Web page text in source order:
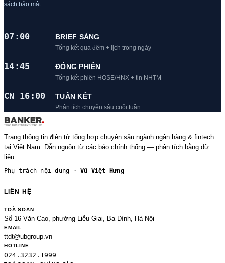
sách bảo mật
07:00 BRIEF SÁNG
Tổng kết qua đêm + lịch trong ngày
14:45 ĐÓNG PHIÊN
Tổng kết phiên HOSE/HNX + tin NHTM
CN 16:00 TUẦN KẾT
Phân tích chuyên sâu cuối tuần
Trang thông tin điện tử tổng hợp chuyên sâu ngành ngân hàng & fintech
tại Việt Nam. Dẫn nguồn từ các báo chính thống — phân tích bằng dữ
liệu.
Phụ trách nội dung ·Vũ Việt Hưng
LIÊN HỆ
TOÀ SOẠN
Số 16 Văn Cao, phường Liễu Giai, Ba Đình, Hà Nội
EMAIL
ttdt@ubgroup.vn
HOTLINE
024.3232.1999